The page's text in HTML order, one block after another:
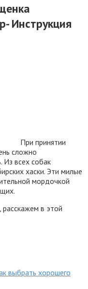
Инструкция
При принятии
сложно
Из всех собак
хаски. Эти милые
мордочкой
расскажем в этой
выбрать хорошего